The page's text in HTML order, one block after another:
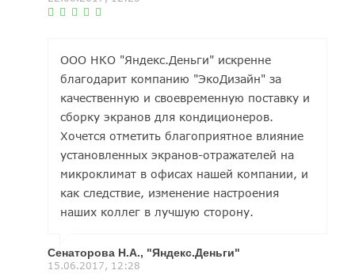
ООО НКО "Яндекс.Деньги" искренне
благодарит компанию "ЭкоДизайн" за
качественную и своевременную поставку и
сборку экранов для кондиционеров.
Хочется отметить благоприятное влияние
установленных экранов-отражателей на
микроклимат в офисах нашей компании, и
как следствие, изменение настроения
наших коллег в лучшую сторону.
Сенаторова Н.А., "Яндекс.Деньги"
15.06.2017, 12:28